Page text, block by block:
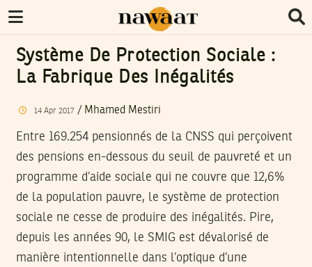
Système De Protection Sociale :
La Fabrique Des Inégalités
14 Apr 2017/ Mhamed Mestiri
Entre 169.254 pensionnés de la CNSS qui perçoivent
des pensions en-dessous du seuil de pauvreté et un
programme d’aide sociale qui ne couvre que 12,6%
de la population pauvre, le système de protection
sociale ne cesse de produire des inégalités. Pire,
depuis les années 90, le SMIG est dévalorisé de
manière intentionnelle dans l’optique d’une